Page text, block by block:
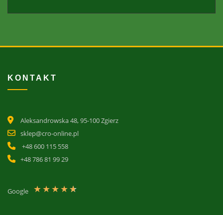
KONTAKT
Aleksandrowska 48, 95-100 Zgierz
sklep@cro-online.pl
+48 600 115 558
+48 786 81 99 29
Google ★★★★★